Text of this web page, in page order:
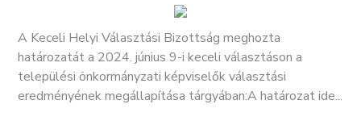
A Keceli Helyi Választási Bizottság meghozta
határozatát a 2024. június 9-i keceli választáson a
települési önkormányzati képviselők választási
eredményének megállapítása tárgyában:A határozat ide...